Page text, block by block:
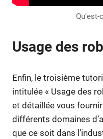
Qu’est-
Usage des
Enfin, le troisième
intitulée « Usage des
et détaillée vous
différents domaines
que ce soit dans